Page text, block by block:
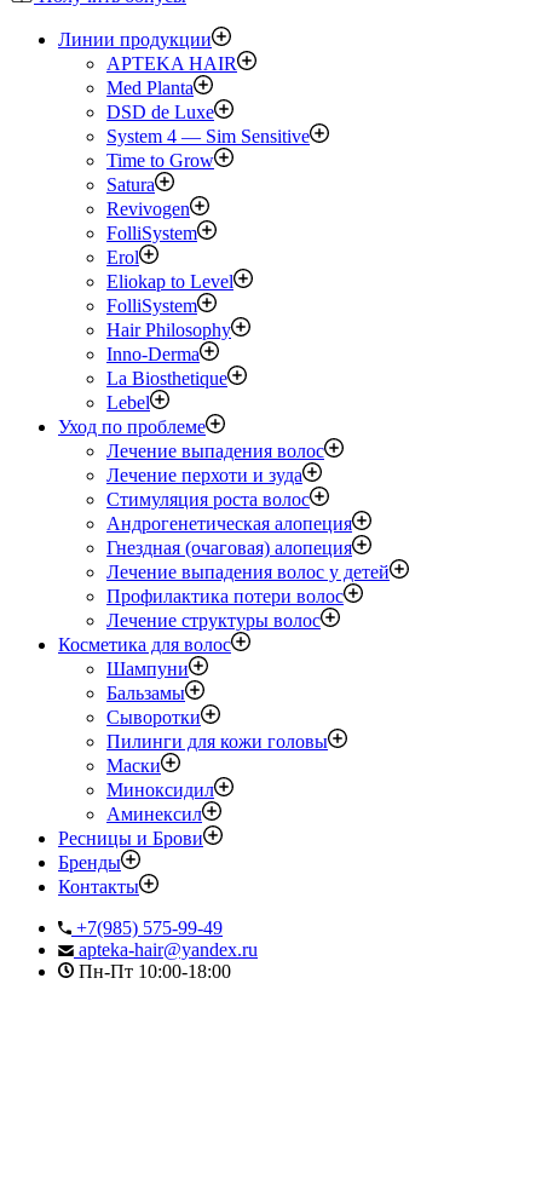
Линии продукции
APTEKA HAIR
Med Planta
DSD de Luxe
System 4 — Sim Sensitive
Time to Grow
Satura
Revivogen
FolliSystem
Erol
Eliokap to Level
FolliSystem
Hair Philosophy
Inno-Derma
La Biosthetique
Lebel
Уход по проблеме
Лечение выпадения волос
Лечение перхоти и зуда
Стимуляция роста волос
Андрогенетическая алопеция
Гнездная (очаговая) алопеция
Лечение выпадения волос у детей
Профилактика потери волос
Лечение структуры волос
Косметика для волос
Шампуни
Бальзамы
Сыворотки
Пилинги для кожи головы
Маски
Миноксидил
Аминексил
Ресницы и Брови
Бренды
Контакты
+7(985) 575-99-49
apteka-hair@yandex.ru
Пн-Пт 10:00-18:00